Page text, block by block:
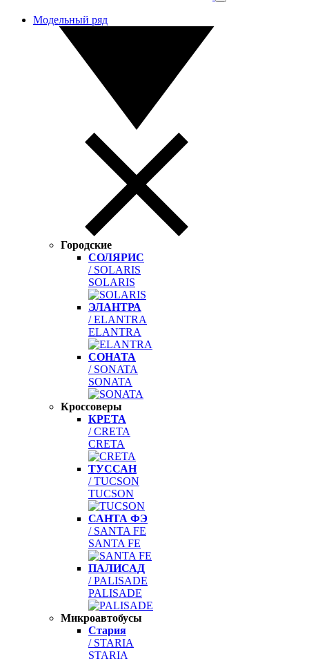
Модельный ряд
Городские
СОЛЯРИС
/ SOLARIS
SOLARIS
ЭЛАНТРА
/ ELANTRA
ELANTRA
СОНАТА
/ SONATA
SONATA
Кроссоверы
КРЕТА
/ CRETA
CRETA
ТУССАН
/ TUCSON
TUCSON
САНТА ФЭ
/ SANTA FE
SANTA FE
ПАЛИСАД
/ PALISADE
PALISADE
Микроавтобусы
Стария
/ STARIA
STARIA